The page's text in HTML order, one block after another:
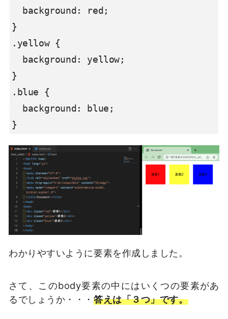
}
.yellow {
}
.blue {
}
わかりやすいように要素を作成しました。
さて、このbody要素の中にはいくつの要素があ
るでしょうか・・・ 答えは「３つ」です。